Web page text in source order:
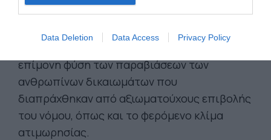
Data Deletion Data Access Privacy Policy
και τα θύματα που αναζητούν δικαιοσύνη, οι
διαδοχικές ελληνικές κυβερνήσεις απέτυχαν
επίμονη φύση των παραβιάσεων των
ανθρωπίνων δικαιωμάτων που
διαπράχθηκαν από αξιωματούχους επιβολής
του νόμου, όπως και το φερόμενο κλίμα
ατιμωρησίας.